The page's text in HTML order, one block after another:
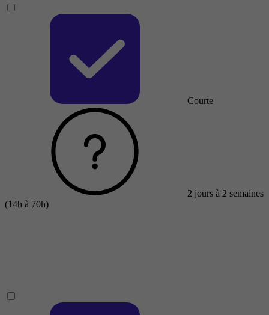
Courte
2 jours à 2 semaines
(14h à 70h)